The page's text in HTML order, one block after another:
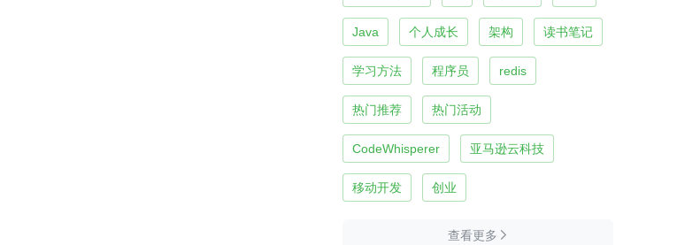
Java 个人成长 架构 读书笔记
学习方法 程序员 redis
热门推荐 热门活动
CodeWhisperer 亚马逊云科技
移动开发 创业
查看更多 